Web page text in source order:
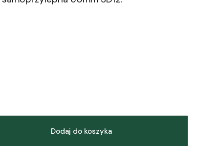
Dodaj do koszyka